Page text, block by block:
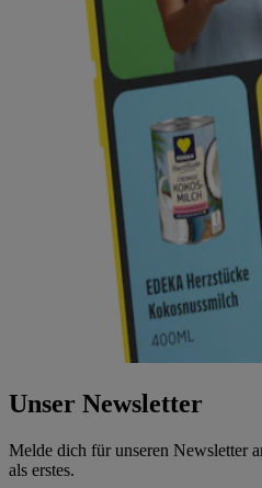
Unser Newsletter
Melde dich für unseren Newsletter
als erstes.